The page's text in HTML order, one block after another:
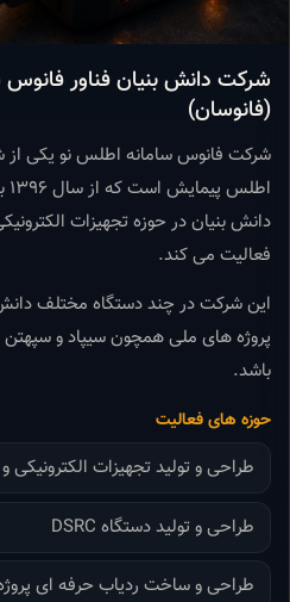
شرکت دانش بنیان فناور
(فانوسان)
شرکت فانوس سامانه اطلس نو یکی
دانش بنیان در حوزه تجهیزات
فعالیت می کند.
این شرکت در چند دستگاه مختلف
پروژه های ملی همچون سیپاد و سپهتن
باشد.
حوزه های فعالیت
طراحی و تولید تجهیزات الکترونیکی
طراحی و تولید دستگاه DSRC
طراحی و ساخت ردیاب حرفه ای